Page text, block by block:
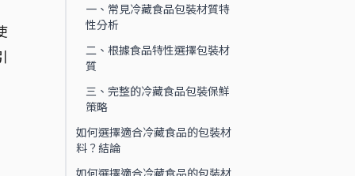
一、常見冷藏食品包裝材質特
性分析
二、根據食品特性選擇包裝材
質
三、完整的冷藏食品包裝保鮮
策略
如何選擇適合冷藏食品的包裝材
料？結論
如何選擇適合冷藏食品的包裝材